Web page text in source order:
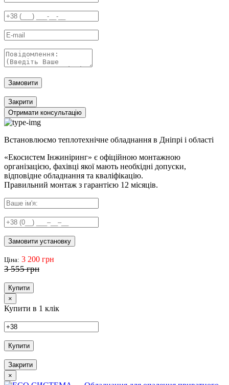
Замовити
Закрити
Отримати консультацію
Встановлюємо теплотехнічне обладнання в Дніпрі і області
«Екосистем Інжиніринг» є офіційною монтажною
організацією, фахівці якої мають необхідні допуски,
відповідне обладнання та кваліфікацію.
Правильний монтаж з гарантією 12 місяців.
Замовити установку
Ціна: 3 200 грн
3 555 грн
Купити
×
Купити в 1 клік
Купити
Закрити
×